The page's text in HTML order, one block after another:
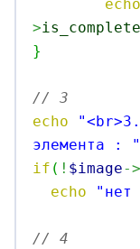
echo
>
}
// 3
echo
элемента : "
if ( ! $image->
echo
"нет
// 4